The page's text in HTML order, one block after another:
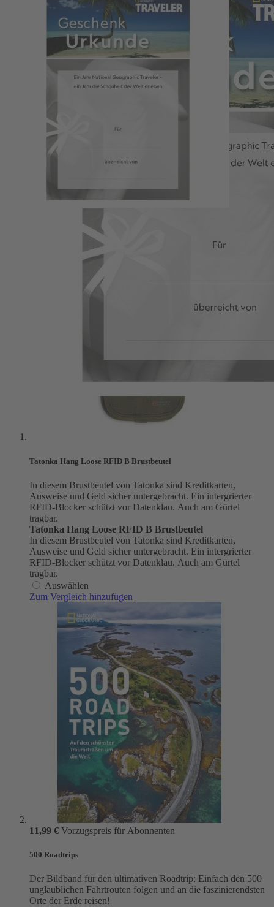
NATIONAL GEOGRAPHIC TRAVELER
6 Ausgaben im Jahr - bequem und sicher direkt beim Verlag im Abo
Ein ganzes Jahr Freude schenken
Kostenlose Lieferung³ direkt zum Beschenkten
Gutschein zum direkt ausdrucken und überreichen
Ohne Risiko– das Geschenkabonnement endet automatisch
Zum Warenkorb hinzufügen
Wählen Sie Ihre Prämie
Tatonka Hang Loose RFID B Brustbeutel
In diesem Brustbeutel von Tatonka sind Kreditkarten,
Ausweise und Geld sicher untergebracht. Ein intergrierter
RFID-Blocker schützt vor Datenklau. Auch am Gürtel
tragbar.
Tatonka Hang Loose RFID B Brustbeutel
In diesem Brustbeutel von Tatonka sind Kreditkarten,
Ausweise und Geld sicher untergebracht. Ein intergrierter
RFID-Blocker schützt vor Datenklau. Auch am Gürtel
tragbar.
Auswählen
Zum Vergleich hinzufügen
11,99 € Vorzugspreis für Abonnenten
500 Roadtrips
Der Bildband für den ultimativen Roadtrip: Einfach den 500
unglaublichen Fahrtrouten folgen und an die faszinierendsten
Orte der Erde reisen!